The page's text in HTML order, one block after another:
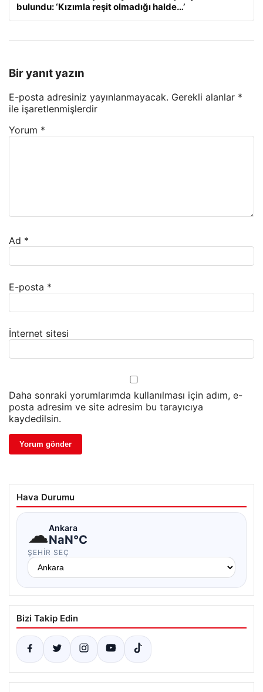
bulundu: ‘Kızımla reşit olmadığı halde…’
Bir yanıt yazın
E-posta adresiniz yayınlanmayacak. Gerekli alanlar *
ile işaretlenmişlerdir
Yorum *
Ad *
E-posta *
İnternet sitesi
Daha sonraki yorumlarımda kullanılması için adım, e-
posta adresim ve site adresim bu tarayıcıya
kaydedilsin.
Hava Durumu
☁Ankara
NaN°C
ŞEHIR SEÇ
Bizi Takip Edin